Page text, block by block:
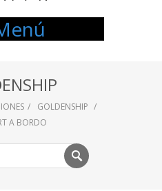
GOLDENSHIP
A BORDO